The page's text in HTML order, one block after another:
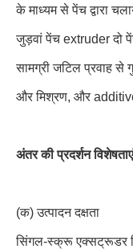
के माध्यम से पेंच द्वारा
जुड़वां पेंच extruder दो
सामग्री जटिल प्रवाह
और मिश्रण, और
अंतर की प्रदर्शन विशेषताएं
(क) उत्पादन दक्षता
सिंगल-स्क्रू एक्सट्रूडर